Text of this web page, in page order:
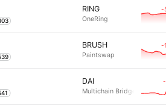
RING
OneRing
-
BRUSH
Paintswap
-
DAI
Multichain Bridged DAI